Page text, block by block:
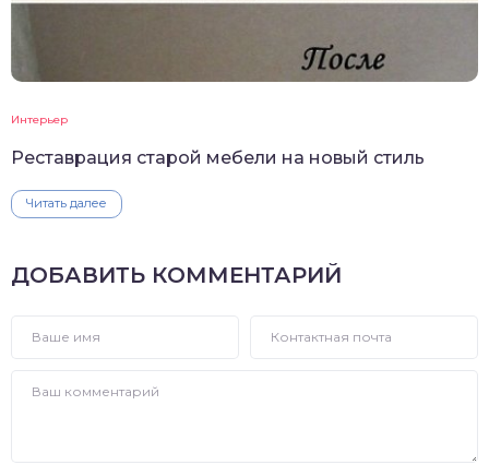
Интерьер
Реставрация старой мебели на новый стиль
Читать далее
ДОБАВИТЬ КОММЕНТАРИЙ